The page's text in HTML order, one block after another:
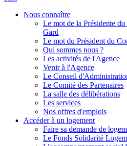
Nous connaître
Le mot de la Présidente
Gard
Le mot du Président du
Qui sommes nous ?
Les activités de l'Agence
Venir à l'Agence
Le Conseil
Le Comité des Partenaires
La salle des délibérations
Les services
Nos offres d'emplois
Accéder à un logement
Faire sa demande de
Le Fonds Solidarité